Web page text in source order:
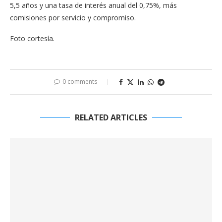
5,5 años y una tasa de interés anual del 0,75%, más
comisiones por servicio y compromiso.
Foto cortesía.
0 comments
RELATED ARTICLES